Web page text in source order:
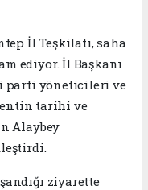
İl Teşkilatı, saha
ediyor. İl Başkanı
parti yöneticileri ve
tarihi ve
Alaybey
ziyarette